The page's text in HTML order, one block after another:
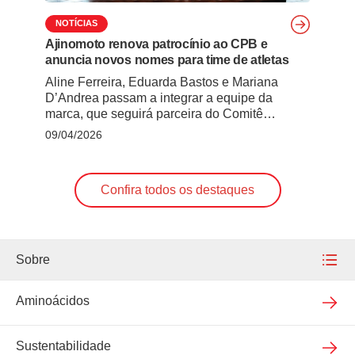
NOTÍCIAS
Ajinomoto renova patrocínio ao CPB e
anuncia novos nomes para time de atletas
Aline Ferreira, Eduarda Bastos e Mariana
D’Andrea passam a integrar a equipe da
marca, que seguirá parceira do Comitê
Paralímpico Brasileiro até Los Angeles 2028 A
Brasileiro (CPB) para o ciclo dos Jogos de Los
Angeles 2028 . A extensão foi oficializada
durante … Continued
09/04/2026
Confira todos os destaques
Sobre
Nossa empresa
Nossas unidades
Aminoácidos
Sustentabilidade